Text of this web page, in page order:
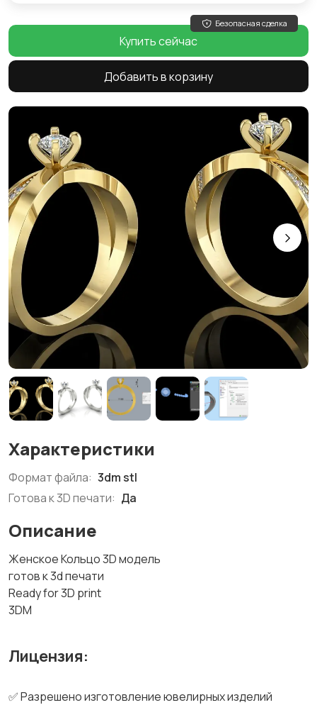
Характеристики
Формат файла: 3dm stl
Готова к 3D печати: Да
Описание
Женское Кольцо 3D модель
готов к 3d печати
Ready for 3D print
3DM
Лицензия:
✅ Разрешено изготовление ювелирных изделий
Безопасная сделка
Купить сейчас
Добавить в корзину